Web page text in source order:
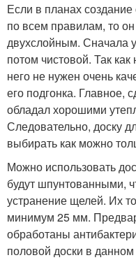
Если в планах
по всем правилам, то
двухслойным. Сначала
потом чистовой. Так
него не нужен очень
его подгонка. Главное,
обладал хорошими
Следовательно, доску
выбирать как можно
Можно использовать
будут шпунтованными,
устранение щелей. Их
минимум 25 мм.
обработаны
половой доски в